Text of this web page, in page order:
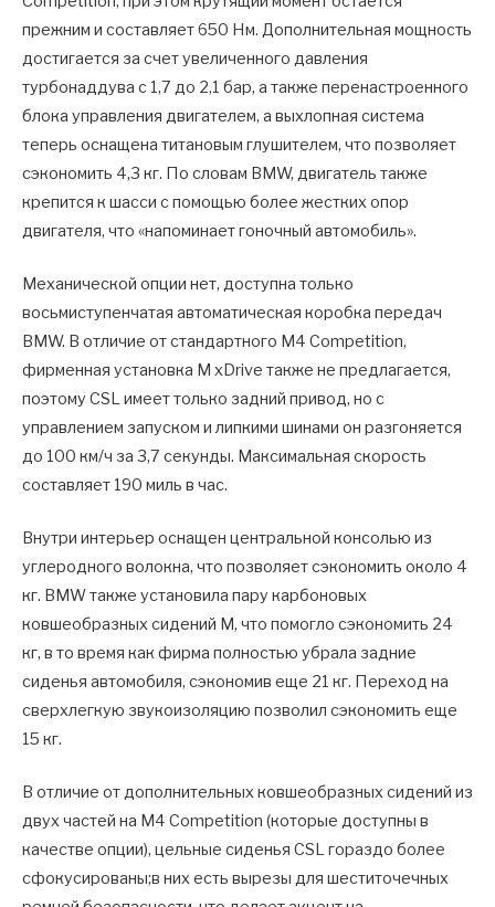
прежним и составляет 650 Нм. Дополнительная мощность
достигается за счет увеличенного давления
турбонаддува с 1,7 до 2,1 бар, а также перенастроенного
блока управления двигателем, а выхлопная система
теперь оснащена титановым глушителем, что позволяет
сэкономить 4,3 кг. По словам BMW, двигатель также
крепится к шасси с помощью более жестких опор
двигателя, что «напоминает гоночный автомобиль».
Механической опции нет, доступна только
восьмиступенчатая автоматическая коробка передач
BMW. В отличие от стандартного M4 Competition,
фирменная установка M xDrive также не предлагается,
поэтому CSL имеет только задний привод, но с
управлением запуском и липкими шинами он разгоняется
до 100 км/ч за 3,7 секунды. Максимальная скорость
составляет 190 миль в час.
Внутри интерьер оснащен центральной консолью из
углеродного волокна, что позволяет сэкономить около 4
кг. BMW также установила пару карбоновых
ковшеобразных сидений M, что помогло сэкономить 24
кг, в то время как фирма полностью убрала задние
сиденья автомобиля, сэкономив еще 21 кг. Переход на
сверхлегкую звукоизоляцию позволил сэкономить еще
15 кг.
В отличие от дополнительных ковшеобразных сидений из
двух частей на M4 Competition (которые доступны в
качестве опции), цельные сиденья CSL гораздо более
сфокусированы;в них есть вырезы для шеститочечных